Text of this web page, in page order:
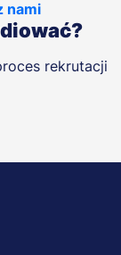
nami
rekrutacji